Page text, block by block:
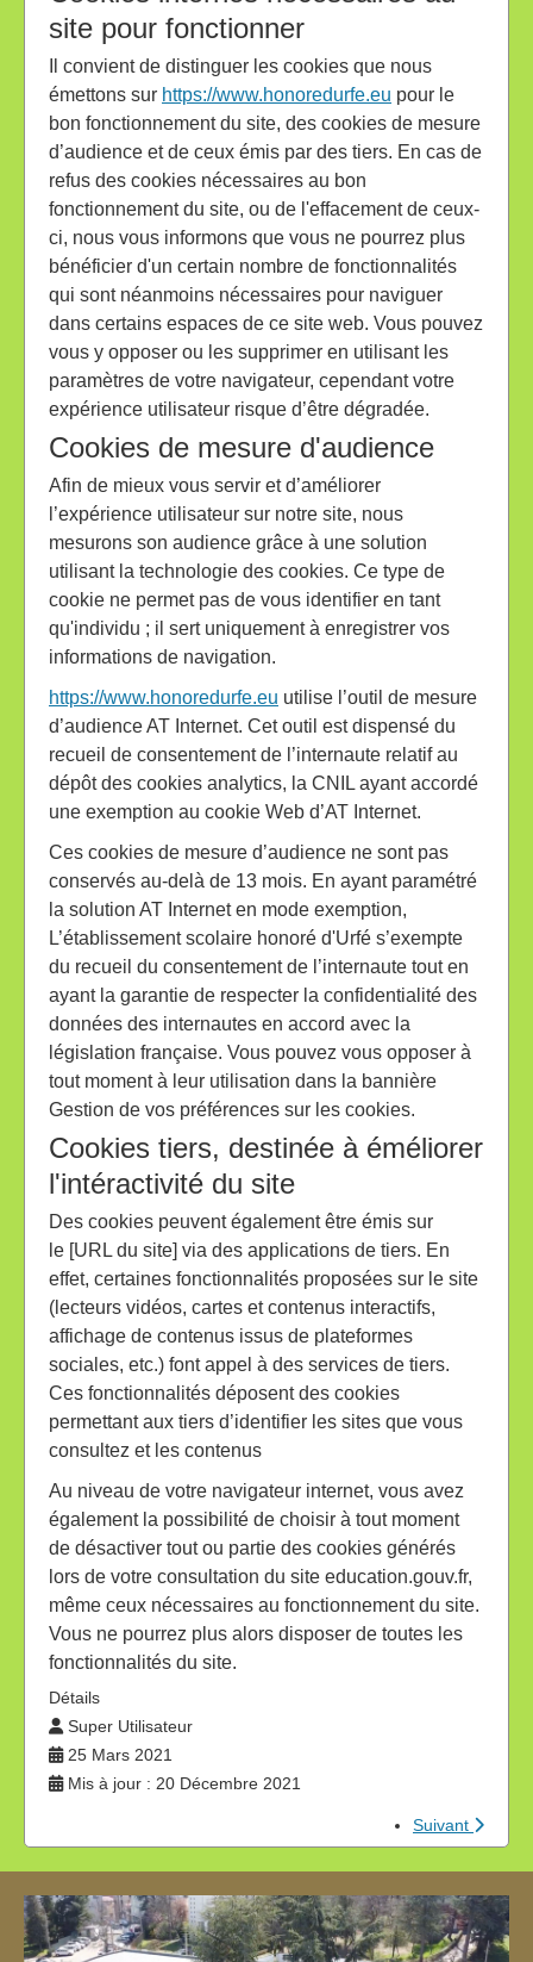
site pour fonctionner
Il convient de distinguer les cookies que nous
émettons sur https://www.honoredurfe.eu pour le
bon fonctionnement du site, des cookies de mesure
d’audience et de ceux émis par des tiers. En cas de
refus des cookies nécessaires au bon
fonctionnement du site, ou de l'effacement de ceux-
ci, nous vous informons que vous ne pourrez plus
bénéficier d'un certain nombre de fonctionnalités
qui sont néanmoins nécessaires pour naviguer
dans certains espaces de ce site web. Vous pouvez
vous y opposer ou les supprimer en utilisant les
paramètres de votre navigateur, cependant votre
expérience utilisateur risque d’être dégradée.
Cookies de mesure d'audience
Afin de mieux vous servir et d’améliorer
l’expérience utilisateur sur notre site, nous
mesurons son audience grâce à une solution
utilisant la technologie des cookies. Ce type de
cookie ne permet pas de vous identifier en tant
qu'individu ; il sert uniquement à enregistrer vos
informations de navigation.
https://www.honoredurfe.eu utilise l’outil de mesure
d’audience AT Internet. Cet outil est dispensé du
recueil de consentement de l’internaute relatif au
dépôt des cookies analytics, la CNIL ayant accordé
une exemption au cookie Web d’AT Internet.
Ces cookies de mesure d’audience ne sont pas
conservés au-delà de 13 mois. En ayant paramétré
la solution AT Internet en mode exemption,
L’établissement scolaire honoré d'Urfé s’exempte
du recueil du consentement de l’internaute tout en
ayant la garantie de respecter la confidentialité des
données des internautes en accord avec la
législation française. Vous pouvez vous opposer à
tout moment à leur utilisation dans la bannière
Gestion de vos préférences sur les cookies.
Cookies tiers, destinée à éméliorer
l'intéractivité du site
Des cookies peuvent également être émis sur
le [URL du site] via des applications de tiers. En
effet, certaines fonctionnalités proposées sur le site
(lecteurs vidéos, cartes et contenus interactifs,
affichage de contenus issus de plateformes
sociales, etc.) font appel à des services de tiers.
Ces fonctionnalités déposent des cookies
permettant aux tiers d’identifier les sites que vous
consultez et les contenus
Au niveau de votre navigateur internet, vous avez
également la possibilité de choisir à tout moment
de désactiver tout ou partie des cookies générés
lors de votre consultation du site education.gouv.fr,
même ceux nécessaires au fonctionnement du site.
Vous ne pourrez plus alors disposer de toutes les
fonctionnalités du site.
Détails
Super Utilisateur
25 Mars 2021
Mis à jour : 20 Décembre 2021
Suivant